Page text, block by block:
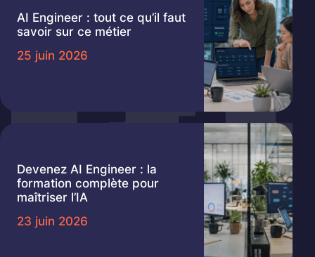
AI Engineer : tout ce qu’il faut
savoir sur ce métier
25 juin 2026
Devenez AI Engineer : la
formation complète pour
maîtriser l’IA
23 juin 2026